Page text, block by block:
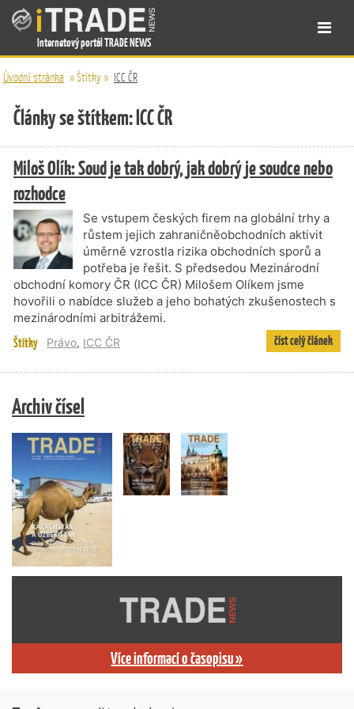
Internetový portál TRADE NEWS
Úvodní stránka »Štítky» ICC ČR
Články se štítkem: ICC ČR
Miloš Olík: Soud je tak dobrý, jak dobrý je soudce nebo
rozhodce
Se vstupem českých firem na globální trhy a
růstem jejich zahraničněobchodních aktivit
úměrně vzrostla rizika obchodních sporů a
potřeba je řešit. S předsedou Mezinárodní
obchodní komory ČR (ICC ČR) Milošem Olíkem jsme
hovořili o nabídce služeb a jeho bohatých zkušenostech s
mezinárodními arbitrážemi.
Štítky Právo, ICC ČR číst celý článek
Archiv čísel
Více informací o časopisu »